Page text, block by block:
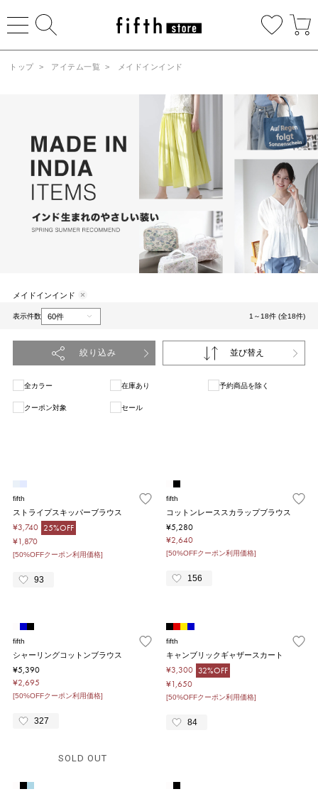
トップ > アイテム一覧 > メイドインインド
メイドインインド
表示件数 1～18件 (全18件)
絞り込み 並び替え
全カラー 在庫あり 予約商品を除く
クーポン対象 セール
fifth
ストライプスキッパーブラウス
¥3,740 25%OFF
¥1,870
[50%OFFクーポン利用価格]
93
fifth
コットンレーススカラップブラウス
¥5,280
¥2,640
[50%OFFクーポン利用価格]
156
fifth
シャーリングコットンブラウス
¥5,390
¥2,695
[50%OFFクーポン利用価格]
327
fifth
キャンブリックギャザースカート
¥3,300 32%OFF
¥1,650
[50%OFFクーポン利用価格]
84
SOLD OUT